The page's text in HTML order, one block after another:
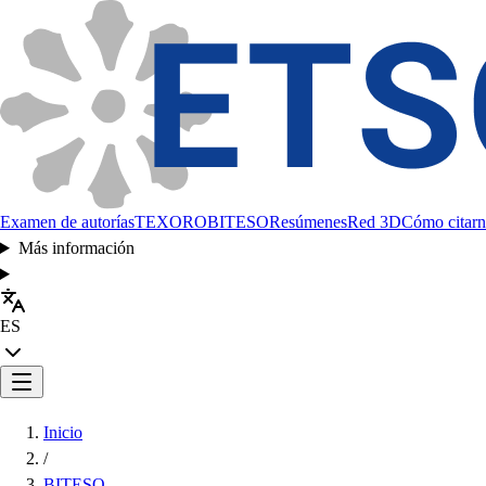
Examen de autoríasTEXOROBITESOResúmenesRed 3DCómo
Más información
ES
Inicio
/